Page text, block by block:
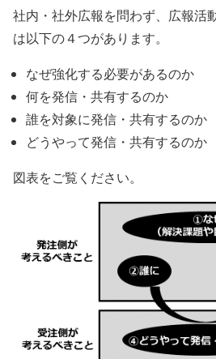
社内・社外広報を問わず、広報活
は以下の４つがあります。
なぜ強化する必要があるのか
何を発信・共有するのか
誰を対象に発信・共有するのか
どうやって発信・共有するのか
図表をご覧ください。